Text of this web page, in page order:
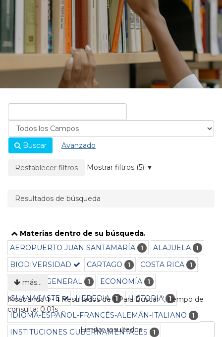
Buscar
Avanzado
La página se recargará cuando se elimine un filtro.
Restablecer filtros Mostrar filtros (5)
Resultados de búsqueda
Materias dentro de su búsqueda.
AEROPUERTO JUAN SANTAMARÍA
1 ALAJUELA 1
BIODIVERSIDAD CARTAGO 1 COSTA RICA 1
CULTURA GENERAL 1 ECONOMÍA 1
GUANACASTE HEREDIA 1 HISTORIA 1
IDIOMA-ESPAÑOL-FRANCÉS-ALEMÁN-ITALIANO 1
INSTITUCIONES GUBERNAMENTALES 1
más…
Mostrando1 - 1 Resultados de1Para Buscar '', tiempo de
consulta: 0.01s
Limitar resultados